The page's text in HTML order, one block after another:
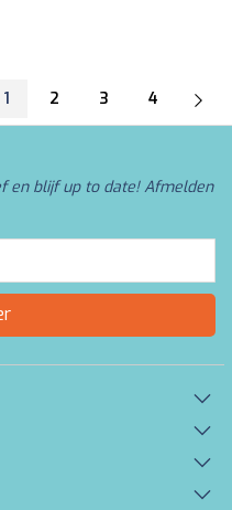
1 2 3 4
en blijf up to date! Afmelden